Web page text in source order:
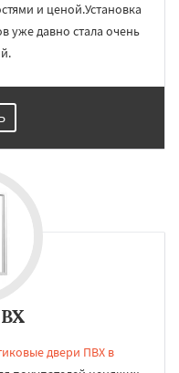
и ценой.Установка
уже давно стала очень
двери ПВХ в